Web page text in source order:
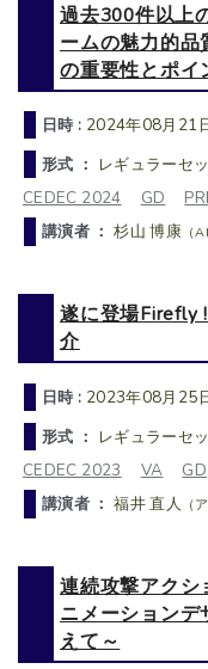
過去300件以上
ームの魅力的品
の重要性とポイ
日時 : 2024年08月21
形式 ： レギュラーセ
CEDEC 2024
GD
講演者 ：杉山 博康 （
遂に登場Firefly
介
日時 : 2023年08月25
形式 ： レギュラーセ
CEDEC 2023
VA
GD
講演者 ：福井 直人 （
連続攻撃アクシ
ニメーション
えて～